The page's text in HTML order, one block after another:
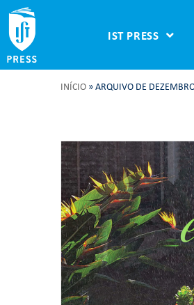
IST PRESS
INÍCIO » ARQUIVO DE